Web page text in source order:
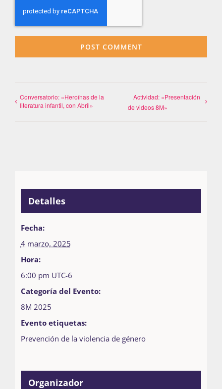
Conversatorio: «Heroínas de la
literatura infantil, con Abril»
Actividad: «Presentación
de videos 8M»
Detalles
Fecha:
4 marzo, 2025
Hora:
6:00 pm UTC-6
Categoría del Evento:
8M 2025
Evento etiquetas:
Prevención de la violencia de género
Organizador